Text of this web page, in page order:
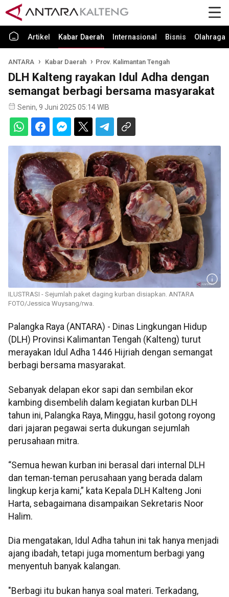
Artikel Kabar Daerah Internasional Bisnis Olahraga
ANTARA Kabar Daerah Prov. Kalimantan Tengah
DLH Kalteng rayakan Idul Adha dengan
semangat berbagi bersama masyarakat
Senin, 9 Juni 2025 05:14 WIB
ILUSTRASI - Sejumlah paket daging kurban disiapkan. ANTARA
FOTO/Jessica Wuysang/rwa.
Palangka Raya (ANTARA) - Dinas Lingkungan Hidup
(DLH) Provinsi Kalimantan Tengah (Kalteng) turut
merayakan Idul Adha 1446 Hijriah dengan semangat
berbagi bersama masyarakat.
Sebanyak delapan ekor sapi dan sembilan ekor
kambing disembelih dalam kegiatan kurban DLH
tahun ini, Palangka Raya, Minggu, hasil gotong royong
dari jajaran pegawai serta dukungan sejumlah
perusahaan mitra.
“Semua hewan kurban ini berasal dari internal DLH
dan teman-teman perusahaan yang berada dalam
lingkup kerja kami,” kata Kepala DLH Kalteng Joni
Harta, sebagaimana disampaikan Sekretaris Noor
Halim.
Dia mengatakan, Idul Adha tahun ini tak hanya menjadi
ajang ibadah, tetapi juga momentum berbagi yang
menyentuh banyak kalangan.
"Berbagi itu bukan hanya soal materi. Terkadang,